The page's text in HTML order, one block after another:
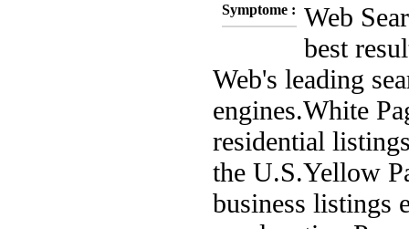
Symptome : Web
best
Web's leading
engines.White
residential
the U.S.Yellow
business listings